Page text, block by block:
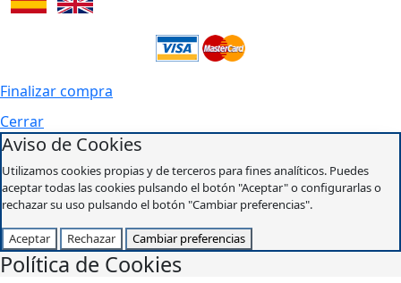
Finalizar compra
Cerrar
Aviso de Cookies
Utilizamos cookies propias y de terceros para fines analíticos. Puedes
aceptar todas las cookies pulsando el botón "Aceptar" o configurarlas o
rechazar su uso pulsando el botón "Cambiar preferencias".
Aceptar Rechazar Cambiar preferencias
Política de Cookies